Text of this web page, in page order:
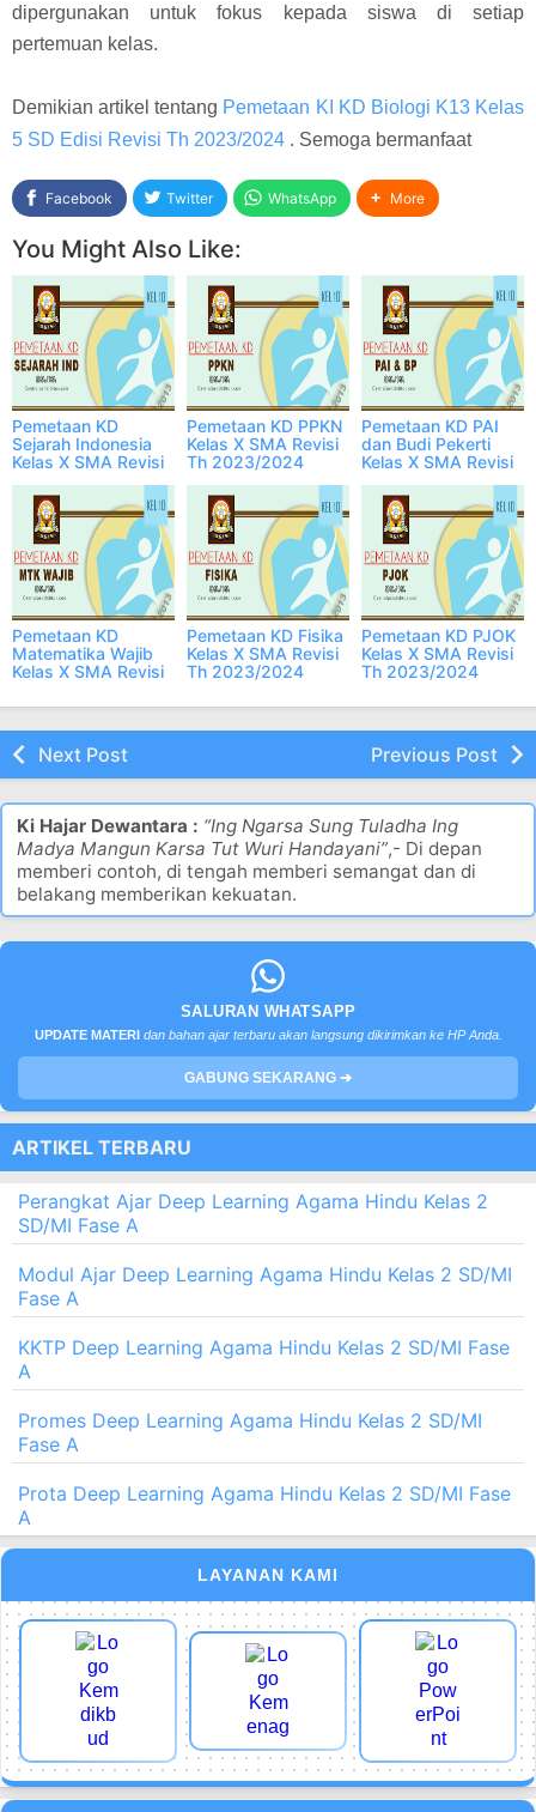
dipergunakan untuk fokus kepada siswa di setiap
pertemuan kelas.
Demikian artikel tentang Pemetaan KI KD Biologi K13 Kelas
5 SD Edisi Revisi Th 2023/2024 . Semoga bermanfaat
Facebook Twitter WhatsApp More
You Might Also Like:
Pemetaan KD
Sejarah Indonesia
Kelas X SMA Revisi
Pemetaan KD PPKN
Kelas X SMA Revisi
Th 2023/2024
Pemetaan KD PAI
dan Budi Pekerti
Kelas X SMA Revisi
Pemetaan KD
Matematika Wajib
Kelas X SMA Revisi
Pemetaan KD Fisika
Kelas X SMA Revisi
Th 2023/2024
Pemetaan KD PJOK
Kelas X SMA Revisi
Th 2023/2024
Next Post Previous Post
Ki Hajar Dewantara : “Ing Ngarsa Sung Tuladha Ing
Madya Mangun Karsa Tut Wuri Handayani”,- Di depan
memberi contoh, di tengah memberi semangat dan di
belakang memberikan kekuatan.
SALURAN WHATSAPP
UPDATE MATERI dan bahan ajar terbaru akan langsung dikirimkan ke HP Anda.
GABUNG SEKARANG ➔
ARTIKEL TERBARU
Perangkat Ajar Deep Learning Agama Hindu Kelas 2
SD/MI Fase A
Modul Ajar Deep Learning Agama Hindu Kelas 2 SD/MI
Fase A
KKTP Deep Learning Agama Hindu Kelas 2 SD/MI Fase
A
Promes Deep Learning Agama Hindu Kelas 2 SD/MI
Fase A
Prota Deep Learning Agama Hindu Kelas 2 SD/MI Fase
A
LAYANAN KAMI